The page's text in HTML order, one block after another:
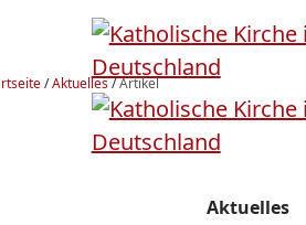
/Aktuelles/Artikel
Aktuelles